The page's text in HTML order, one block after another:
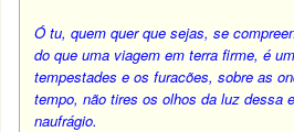
Ó tu, quem quer que sejas, se
do que uma viagem em terra firme, é
tempestades e os furacões, sobre as
tempo, não tires os olhos da luz dessa
naufrágio.